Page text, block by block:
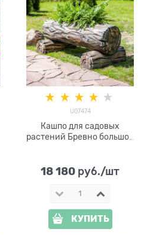
U07474
Кашпо для садовых
растений Бревно большое
18 180 руб./шт
КУПИТЬ